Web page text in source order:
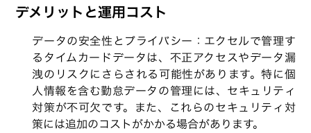
デメリットと運用コスト
データの安全性とプライバシー：エクセルで管理す
るタイムカードデータは、不正アクセスやデータ漏
洩のリスクにさらされる可能性があります。特に個
人情報を含む勤怠データの管理には、セキュリティ
対策が不可欠です。また、これらのセキュリティ対
策には追加のコストがかかる場合があります。